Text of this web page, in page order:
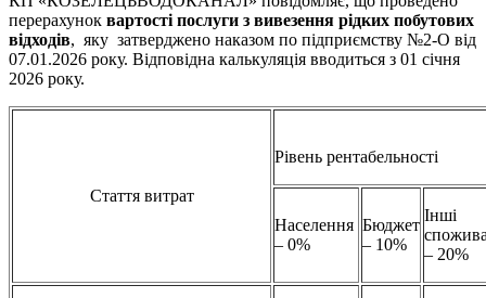
перерахунок вартості послуги з вивезення рідких побутових
відходів, яку затверджено наказом по підприємству №2-О від
07.01.2026 року. Відповідна калькуляція вводиться з 01 січня
2026 року.
Стаття витрат
Рівень рентабельності
Населення
– 0%
Бюджет
– 10%
Інші
– 20%